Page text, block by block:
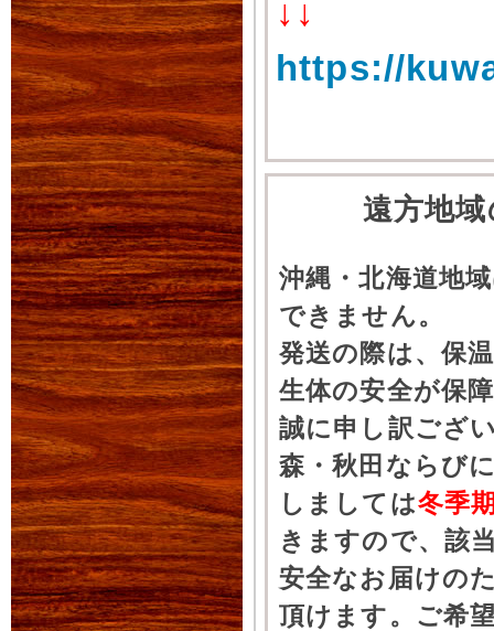
↓↓
https://
遠方地
沖縄・北海道地
できません。
発送の際は、保
生体の安全が保
誠に申し訳ござ
森・秋田ならび
しましては冬季
きますので、該
安全なお届けの
頂けます。ご希